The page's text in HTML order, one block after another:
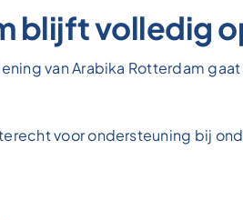
blijft volledig
van Arabika Rotterdam
voor ondersteuning bij